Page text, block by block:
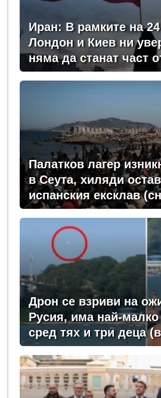
Иран: В рамките на
Лондон и Киев ни
няма да станат част
Палатков лагер
в Сеута, хиляди
испанския ексклав
Дрон се взриви на
Русия, има най-малко
сред тях и три деца